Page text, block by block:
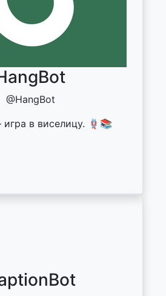
@HangBot
в виселицу. 🪢📚